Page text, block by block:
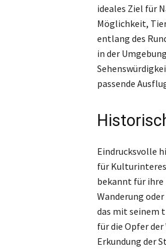
ideales Ziel für
Möglichkeit,
entlang des
in der
passende
Eindrucksvolle
für
bekannt für ihre
Wanderung
das mit seinem
für die Opfer
Erkundung der